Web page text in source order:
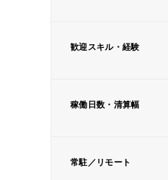
歓迎スキル・経験
稼働日数・清算幅
常駐／リモート